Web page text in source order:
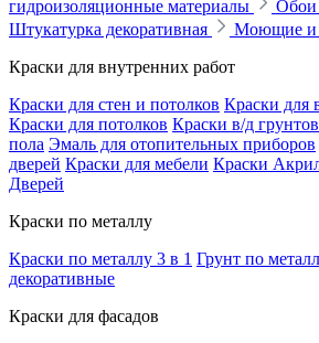
гидроизоляционные материалы
Обои
Штукатурка декоративная
Моющие и
Краски для внутренних работ
Краски для стен и потолков Краски для
Краски для потолков Краски в/д
пола Эмаль для отопительных приборов
дверей Краски для мебели Краски
Дверей
Краски по металлу
Краски по металлу 3 в 1 Грунт по
декоративные
Краски для фасадов